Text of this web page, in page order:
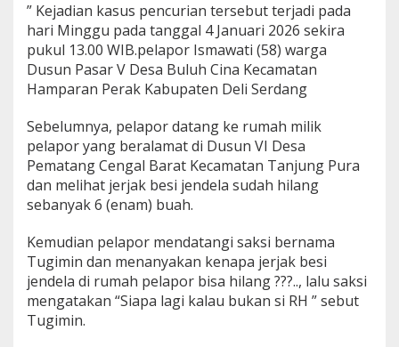
” Kejadian kasus pencurian tersebut terjadi pada
hari Minggu pada tanggal 4 Januari 2026 sekira
pukul 13.00 WIB.pelapor Ismawati (58) warga
Dusun Pasar V Desa Buluh Cina Kecamatan
Hamparan Perak Kabupaten Deli Serdang
Sebelumnya, pelapor datang ke rumah milik
pelapor yang beralamat di Dusun VI Desa
Pematang Cengal Barat Kecamatan Tanjung Pura
dan melihat jerjak besi jendela sudah hilang
sebanyak 6 (enam) buah.
Kemudian pelapor mendatangi saksi bernama
Tugimin dan menanyakan kenapa jerjak besi
jendela di rumah pelapor bisa hilang ???.., lalu saksi
mengatakan “Siapa lagi kalau bukan si RH ” sebut
Tugimin.